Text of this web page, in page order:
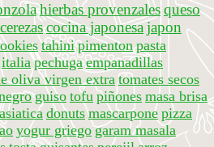
hierbas provenzalesqueso
cerezascocina japonesajapon
tahini pimenton pasta
italia pechuga empanadillas
oliva virgen extra tomates secos
guiso tofu piñones masa brisa
donuts mascarpone pizza
yogur griego garam masala